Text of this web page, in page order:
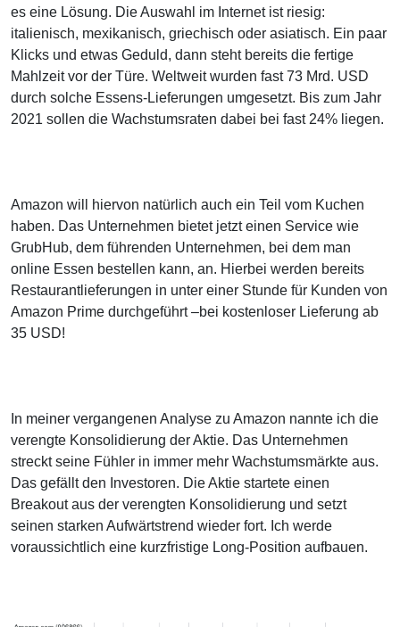
es eine Lösung. Die Auswahl im Internet ist riesig:
italienisch, mexikanisch, griechisch oder asiatisch. Ein paar
Klicks und etwas Geduld, dann steht bereits die fertige
Mahlzeit vor der Türe. Weltweit wurden fast 73 Mrd. USD
durch solche Essens-Lieferungen umgesetzt. Bis zum Jahr
2021 sollen die Wachstumsraten dabei bei fast 24% liegen.
Amazon will hiervon natürlich auch ein Teil vom Kuchen
haben. Das Unternehmen bietet jetzt einen Service wie
GrubHub, dem führenden Unternehmen, bei dem man
online Essen bestellen kann, an. Hierbei werden bereits
Restaurantlieferungen in unter einer Stunde für Kunden von
Amazon Prime durchgeführt –bei kostenloser Lieferung ab
35 USD!
In meiner vergangenen Analyse zu Amazon nannte ich die
verengte Konsolidierung der Aktie. Das Unternehmen
streckt seine Fühler in immer mehr Wachstumsmärkte aus.
Das gefällt den Investoren. Die Aktie startete einen
Breakout aus der verengten Konsolidierung und setzt
seinen starken Aufwärtstrend wieder fort. Ich werde
voraussichtlich eine kurzfristige Long-Position aufbauen.